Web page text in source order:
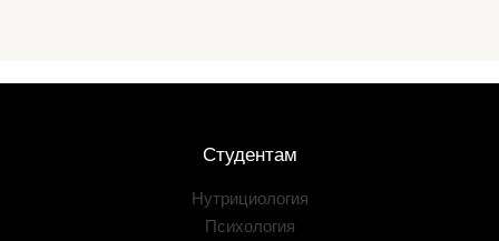
Студентам
Нутрициология
Психология